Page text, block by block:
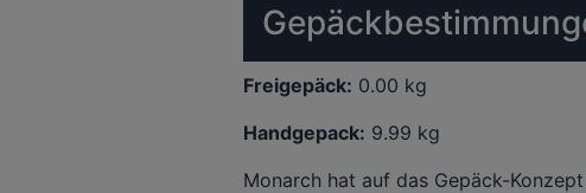
Freigepäck: 0.00 kg
Handgepack: 9.99 kg
Monarch hat auf das Gepäck-